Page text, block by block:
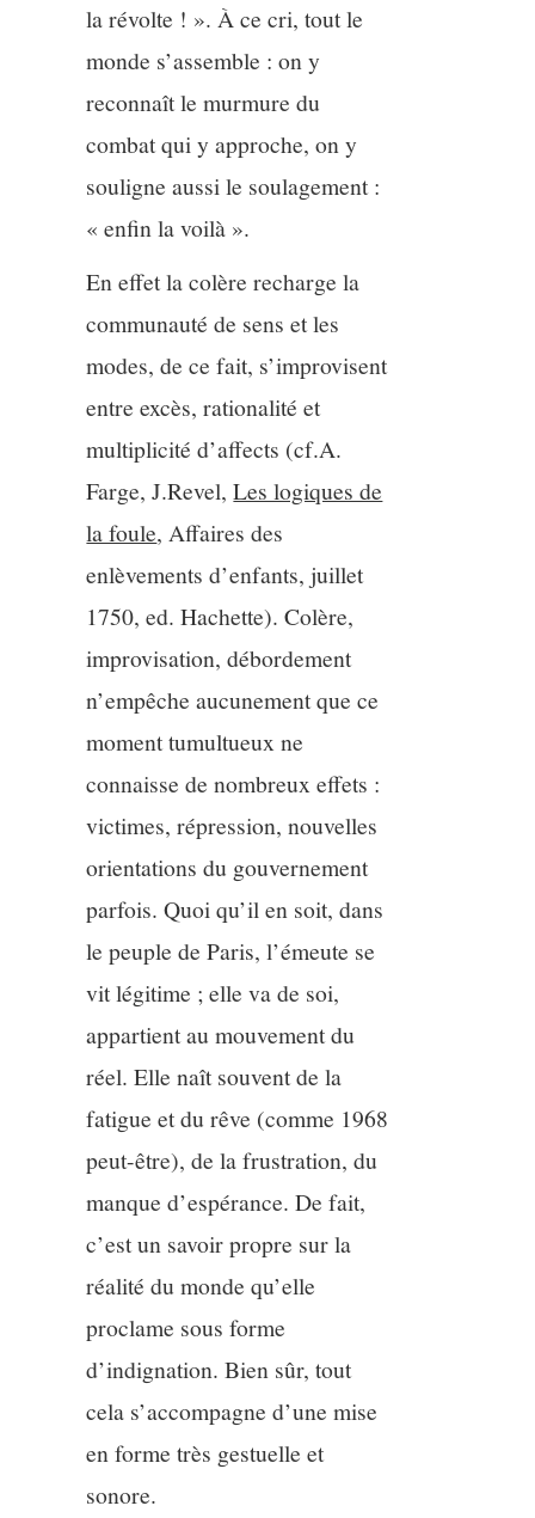
la révolte ! ». À ce cri, tout le
monde s’assemble : on y
reconnaît le murmure du
combat qui y approche, on y
souligne aussi le soulagement :
« enfin la voilà ».
En effet la colère recharge la
communauté de sens et les
modes, de ce fait, s’improvisent
entre excès, rationalité et
multiplicité d’affects (cf.A.
Farge, J.Revel,Les logiques de
la foule, Affaires des
enlèvements d’enfants, juillet
1750, ed. Hachette). Colère,
improvisation, débordement
n’empêche aucunement que ce
moment tumultueux ne
connaisse de nombreux effets :
victimes, répression, nouvelles
orientations du gouvernement
parfois. Quoi qu’il en soit, dans
le peuple de Paris, l’émeute se
vit légitime ; elle va de soi,
appartient au mouvement du
réel. Elle naît souvent de la
fatigue et du rêve (comme 1968
peut-être), de la frustration, du
manque d’espérance. De fait,
c’est un savoir propre sur la
réalité du monde qu’elle
proclame sous forme
d’indignation. Bien sûr, tout
cela s’accompagne d’une mise
en forme très gestuelle et
sonore.